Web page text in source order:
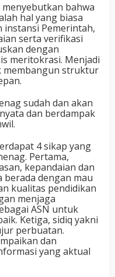
bahwa
hal yang biasa
instansi Pemerintah,
serta verifikasi
dengan
meritokrasi. Menjadi
membangun struktur
sudah dan akan
dan berdampak
4 sikap yang
Pertama,
kepandaian dan
dengan mau
kualitas pendidikan
menjaga
ASN untuk
Ketiga, sidiq yakni
perbuatan.
dan
yang aktual